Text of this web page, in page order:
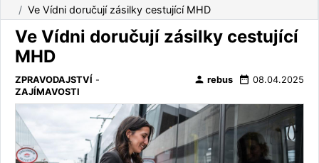
Ve Vídni doručují zásilky cestující MHD
Ve Vídni doručují zásilky cestující
MHD
ZPRAVODAJSTVÍ -
ZAJÍMAVOSTI
person rebus date_range 08.04.2025